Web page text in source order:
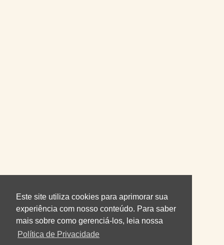
Este site utiliza cookies para aprimorar sua
experiência com nosso conteúdo. Para saber
mais sobre como gerenciá-los, leia nossa
Política de Privacidade